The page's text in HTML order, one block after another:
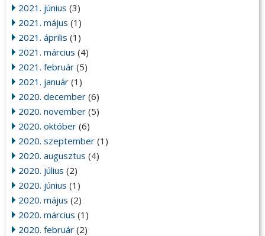
2021. június (3)
2021. május (1)
2021. április (1)
2021. március (4)
2021. február (5)
2021. január (1)
2020. december (6)
2020. november (5)
2020. október (6)
2020. szeptember (1)
2020. augusztus (4)
2020. július (2)
2020. június (1)
2020. május (2)
2020. március (1)
2020. február (2)